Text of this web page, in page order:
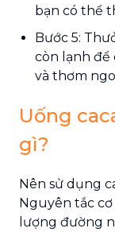
bạn có thể
Bước 5:
còn lạnh để
và thơm
Uống
gì?
Nên sử dụng
Nguyên tắc cơ
lượng đường